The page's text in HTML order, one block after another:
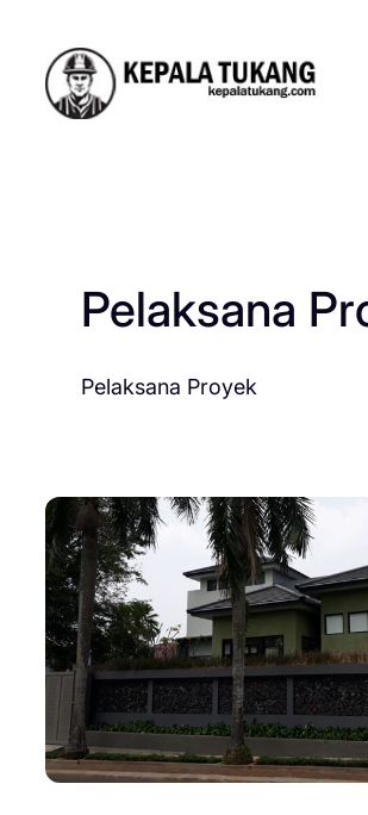
content
Pelaksana
Pelaksana Proyek